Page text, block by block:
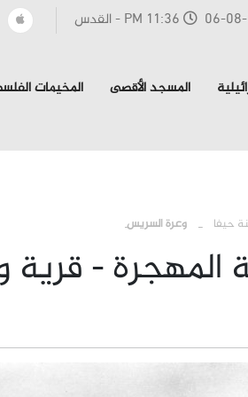
06- 11:36 PM - القدس
المسجد الأقصى المخيمات
› حيفا وعرة السريس
المهجرة - قرية